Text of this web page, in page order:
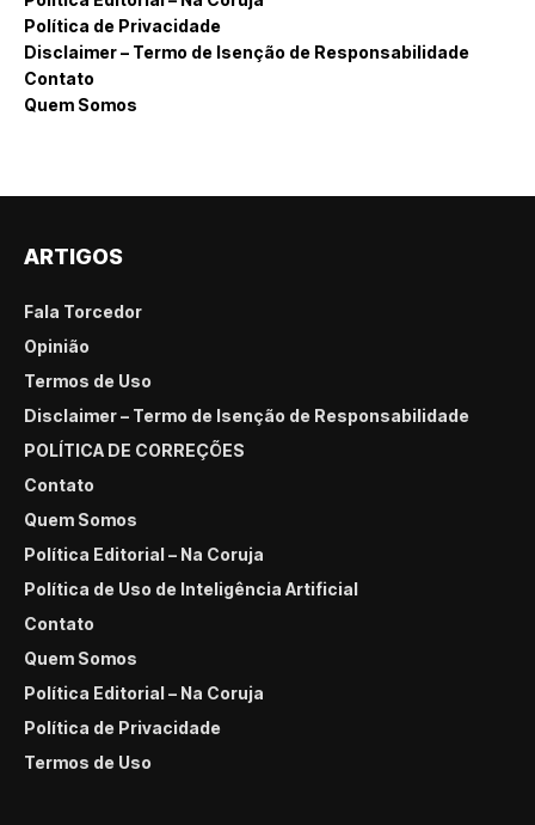
Política de Privacidade
Disclaimer – Termo de Isenção de Responsabilidade
Contato
Quem Somos
ARTIGOS
Fala Torcedor
Opinião
Termos de Uso
Disclaimer – Termo de Isenção de Responsabilidade
POLÍTICA DE CORREÇÕES
Contato
Quem Somos
Política Editorial – Na Coruja
Política de Uso de Inteligência Artificial
Contato
Quem Somos
Política Editorial – Na Coruja
Política de Privacidade
Termos de Uso